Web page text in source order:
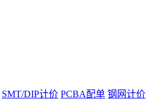
SMT/DIP计价 PCBA配单 钢网计价